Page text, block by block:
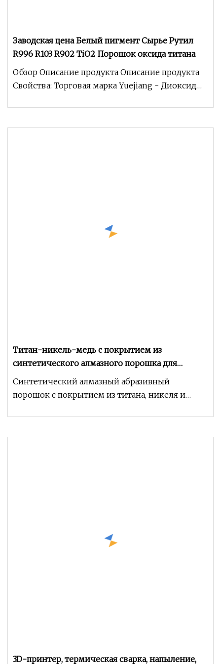
Заводская цена Белый пигмент Сырье Рутил
R996 R103 R902 TiO2 Порошок оксида титана
Обзор Описание продукта Описание продукта
Свойства: Торговая марка Yuejiang - Диоксид
Титан-никель-медь с покрытием из
синтетического алмазного порошка для
качественных абразивов
Синтетический алмазный абразивный
порошок с покрытием из титана, никеля и
3D-принтер, термическая сварка, напыление,